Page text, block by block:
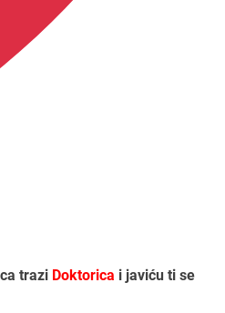
trazi Doktorica i javiću ti se